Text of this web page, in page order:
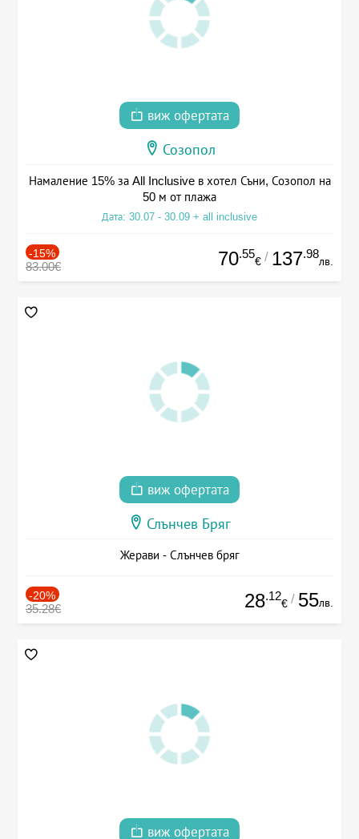
виж офертата
Созопол
Намаление 15% за All Inclusive в хотел Съни, Созопол на
50 м от плажа
Дата: 30.07 - 30.09 + all inclusive
-15%
83.00€ 70.55
€ / 137.98
лв.
виж офертата
Слънчев Бряг
Жерави - Слънчев бряг
-20%
35.28€ 28.12
€ / 55лв.
виж офертата